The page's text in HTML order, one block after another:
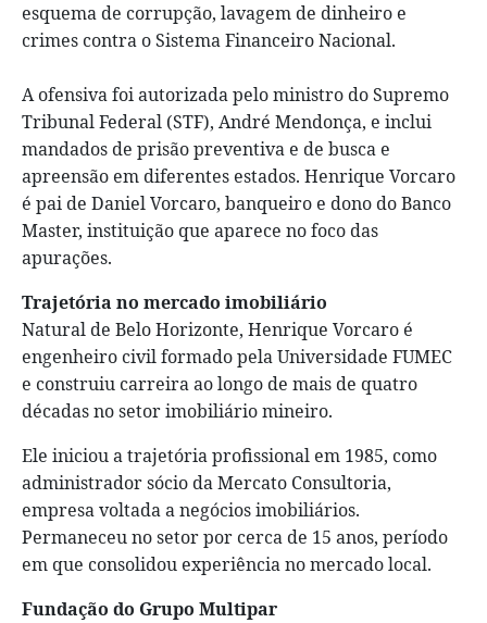
esquema de corrupção, lavagem de dinheiro e
crimes contra o Sistema Financeiro Nacional.
A ofensiva foi autorizada pelo ministro do Supremo
Tribunal Federal (STF), André Mendonça, e inclui
mandados de prisão preventiva e de busca e
apreensão em diferentes estados. Henrique Vorcaro
é pai de Daniel Vorcaro, banqueiro e dono do Banco
Master, instituição que aparece no foco das
apurações.
Trajetória no mercado imobiliário
Natural de Belo Horizonte, Henrique Vorcaro é
engenheiro civil formado pela Universidade FUMEC
e construiu carreira ao longo de mais de quatro
décadas no setor imobiliário mineiro.
Ele iniciou a trajetória profissional em 1985, como
administrador sócio da Mercato Consultoria,
empresa voltada a negócios imobiliários.
Permaneceu no setor por cerca de 15 anos, período
em que consolidou experiência no mercado local.
Fundação do Grupo Multipar